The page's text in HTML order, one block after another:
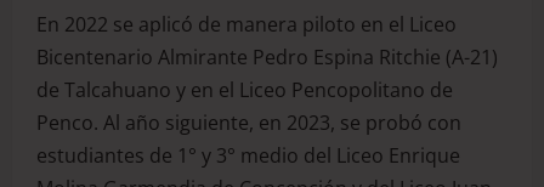
En 2022 se aplicó de manera piloto en el Liceo
Bicentenario Almirante Pedro Espina Ritchie (A-21)
de Talcahuano y en el Liceo Pencopolitano de
Penco. Al año siguiente, en 2023, se probó con
estudiantes de 1° y 3° medio del Liceo Enrique